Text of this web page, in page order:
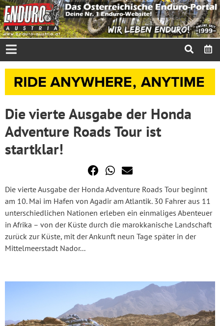
Die vierte Ausgabe der Honda
Adventure Roads Tour ist
startklar!
Die vierte Ausgabe der Honda Adventure Roads Tour beginnt
am 10. Mai im Hafen von Agadir am Atlantik. 30 Fahrer aus 11
unterschiedlichen Nationen erleben ein einmaliges Abenteuer
in Afrika – von der Küste durch die marokkanische Landschaft
zurück zur Küste, mit der Ankunft neun Tage später in der
Mittelmeerstadt Nador...